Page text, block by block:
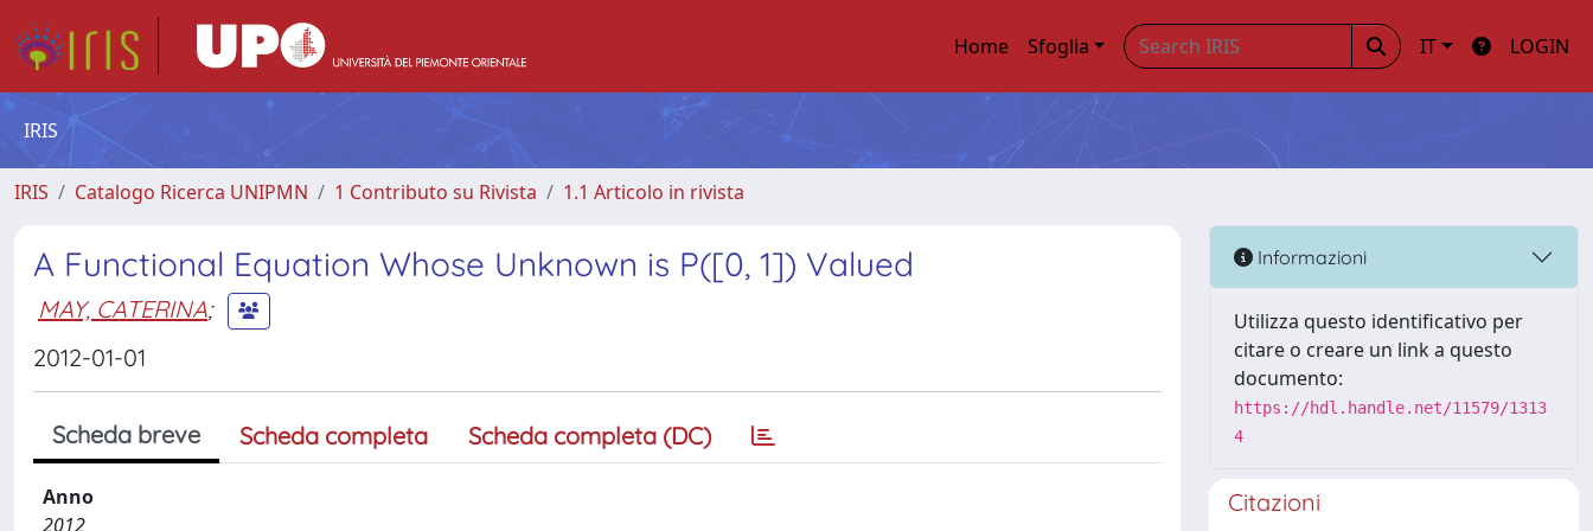
Home Sfoglia IT LOGIN
IRIS
IRIS Catalogo Ricerca UNIPMN 1 Contributo su Rivista 1.1 Articolo in rivista
A Functional Equation Whose Unknown is P([0, 1]) Valued
MAY, CATERINA;
2012-01-01
Scheda breve Scheda completa Scheda completa (DC)
Anno
2012
Informazioni
Utilizza questo identificativo per
citare o creare un link a questo
documento:
https://hdl.handle.net/11579/1313
4
Citazioni